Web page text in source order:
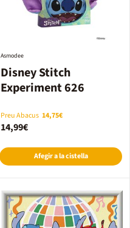
Disney Stitch
Experiment 626
Asmodee
Preu Abacus 14,75€
14,99€
Afegir a la cistella